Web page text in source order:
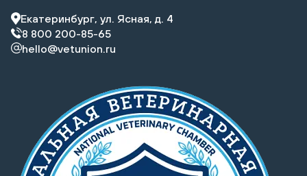
Екатеринбург, ул. Ясная, д. 4
8 800 200-85-65
hello@vetunion.ru